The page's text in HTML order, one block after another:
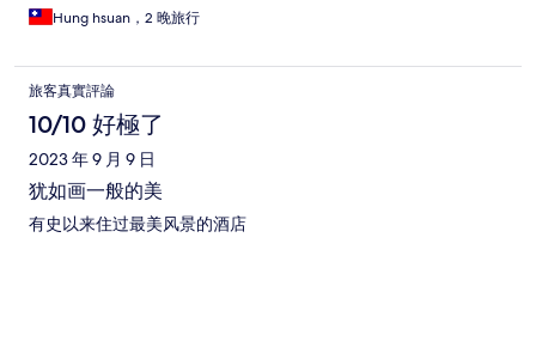
Hung hsuan，2 晚旅行
旅客真實評論
10/10 好極了
2023 年 9 月 9 日
犹如画一般的美
有史以来住过最美风景的酒店